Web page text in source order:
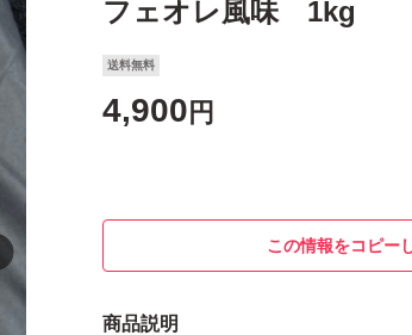
フェオレ風味 1kg
送料無料
4,900 円
この情報をコピー
商品説明